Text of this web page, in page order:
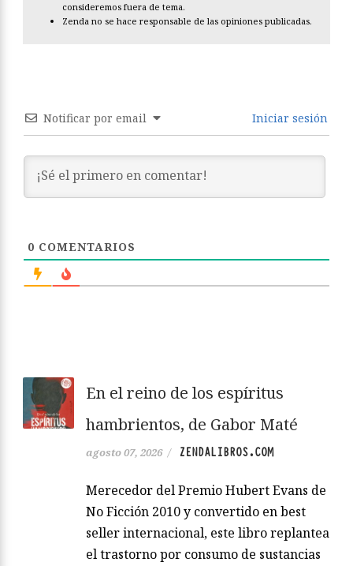
consideremos fuera de tema.
Zenda no se hace responsable de las opiniones publicadas.
Notificar por email Iniciar sesión
0 COMENTARIOS
En el reino de los espíritus
hambrientos, de Gabor Maté
agosto 07, 2026 / ZENDALIBROS.COM
Merecedor del Premio Hubert Evans de
No Ficción 2010 y convertido en best
seller internacional, este libro replantea
el trastorno por consumo de sustancias